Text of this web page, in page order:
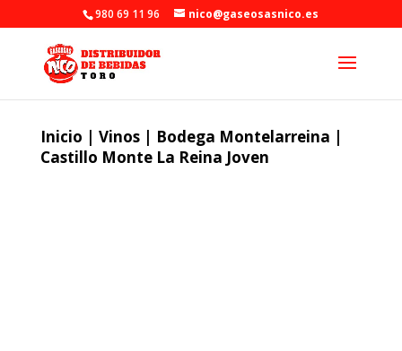
980 69 11 96 nico@gaseosasnico.es
Inicio | Vinos| Bodega Montelarreina |
Castillo Monte La Reina Joven